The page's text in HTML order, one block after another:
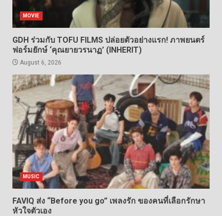
MOVIE
GDH ร่วมกับ TOFU FILMS ปล่อยตัวอย่างแรก! ภาพยนตร์
ฟอร์มยักษ์ ‘คุณยายวรนาฏ’ (INHERIT)
August 6, 2026
MUSIC
FAVIQ ส่ง “Before you go” เพลงรัก ของคนที่เลือกรักษา
หัวใจตัวเอง